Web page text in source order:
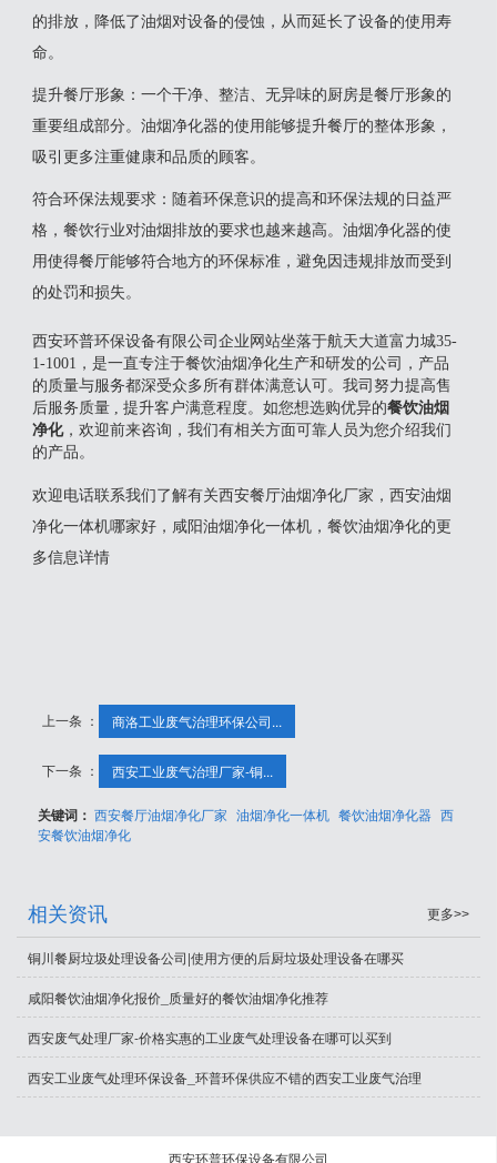
的排放，降低了油烟对设备的侵蚀，从而延长了设备的使用寿
命‌。
‌提升餐厅形象‌：一个干净、整洁、无异味的厨房是餐厅形象的
重要组成部分。油烟净化器的使用能够提升餐厅的整体形象，
吸引更多注重健康和品质的顾客‌。
‌符合环保法规要求‌：随着环保意识的提高和环保法规的日益严
格，餐饮行业对油烟排放的要求也越来越高。油烟净化器的使
用使得餐厅能够符合地方的环保标准，避免因违规排放而受到
的处罚和损失‌。
西安环普环保设备有限公司企业网站坐落于航天大道富力城35-
1-1001，是一直专注于餐饮油烟净化生产和研发的公司，产品
的质量与服务都深受众多所有群体满意认可。我司努力提高售
后服务质量 , 提升客户满意程度。如您想选购优异的餐饮油烟
净化，欢迎前来咨询，我们有相关方面可靠人员为您介绍我们
的产品。
欢迎电话联系我们了解有关西安餐厅油烟净化厂家，西安油烟
净化一体机哪家好，咸阳油烟净化一体机，餐饮油烟净化的更
多信息详情
上一条 ： 商洛工业废气治理环保公司...
下一条 ： 西安工业废气治理厂家-铜...
关键词：西安餐厅油烟净化厂家 油烟净化一体机 餐饮油烟净化器 西
安餐饮油烟净化
相关资讯 更多>>
铜川餐厨垃圾处理设备公司|使用方便的后厨垃圾处理设备在哪买
咸阳餐饮油烟净化报价_质量好的餐饮油烟净化推荐
西安废气处理厂家-价格实惠的工业废气处理设备在哪可以买到
西安工业废气处理环保设备_环普环保供应不错的西安工业废气治理
西安环普环保设备有限公司